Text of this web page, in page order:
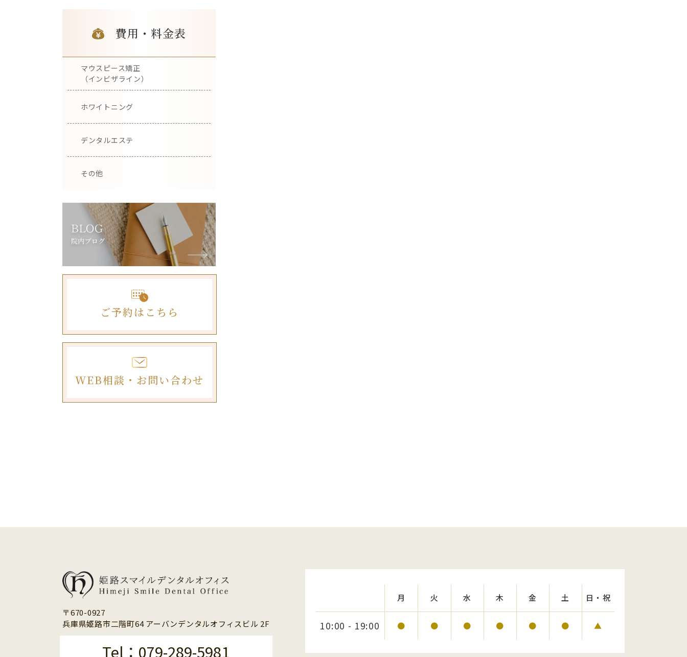
費用・料金表
マウスピース矯正
（インビザライン）
ホワイトニング
デンタルエステ
その他
ご予約はこちら
WEB相談・お問い合わせ
〒670-0927
兵庫県姫路市二階町64 アーバンデンタルオフィスビル 2F
Tel：079-289-5981
月 火 水 木 金 土 日・祝
10:00 - 19:00 ● ● ● ● ● ● ▲